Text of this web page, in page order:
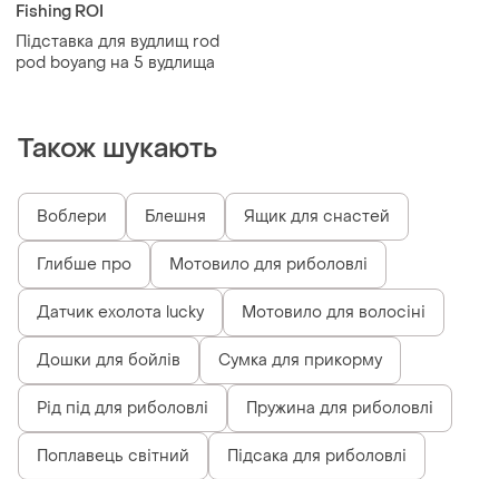
Fishing ROI
Підставка для вудлищ rod
pod boyang на 5 вудлища
Також шукають
Воблери Блешня Ящик для снастей
Глибше про Мотовило для риболовлі
Датчик ехолота lucky Мотовило для волосіні
Дошки для бойлів Сумка для прикорму
Рід під для риболовлі Пружина для риболовлі
Поплавець світний Підсака для риболовлі